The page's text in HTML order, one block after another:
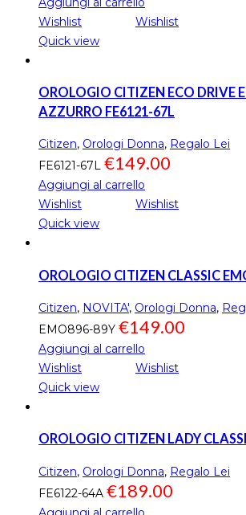
Wishlist
Wishlist
Quick view
OROLOGIO CITIZEN ECO DRIVE
AZZURRO FE6121-67L
Citizen, Orologi Donna, Regalo Lei
FE6121-67L €149.00
Aggiungi al carrello
Wishlist
Wishlist
Quick view
OROLOGIO CITIZEN CLASSIC
Citizen, NOVITA', Orologi Donna,
EMO896-89Y €149.00
Aggiungi al carrello
Wishlist
Wishlist
Quick view
OROLOGIO CITIZEN LADY
Citizen, Orologi Donna, Regalo Lei
FE6122-64A €189.00